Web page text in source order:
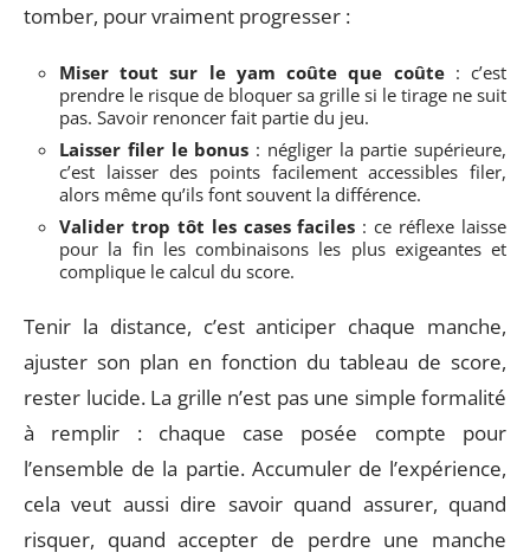
tomber, pour vraiment progresser :
Miser tout sur le yam coûte que coûte: c’est
prendre le risque de bloquer sa grille si le tirage ne suit
pas. Savoir renoncer fait partie du jeu.
Laisser filer le bonus : négliger la partie supérieure,
c’est laisser des points facilement accessibles filer,
alors même qu’ils font souvent la différence.
Valider trop tôt les cases faciles : ce réflexe laisse
pour la fin les combinaisons les plus exigeantes et
complique le calcul du score.
Tenir la distance, c’est anticiper chaque manche,
ajuster son plan en fonction du tableau de score,
rester lucide. La grille n’est pas une simple formalité
à remplir : chaque case posée compte pour
l’ensemble de la partie. Accumuler de l’expérience,
cela veut aussi dire savoir quand assurer, quand
risquer, quand accepter de perdre une manche